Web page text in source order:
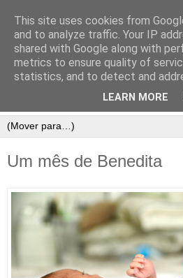
Um mês de Benedita
This site uses cookies from
and to analyze traffic. Your IP
shared with Google along with
metrics to ensure quality of
statistics, and to detect and
LEARN MORE